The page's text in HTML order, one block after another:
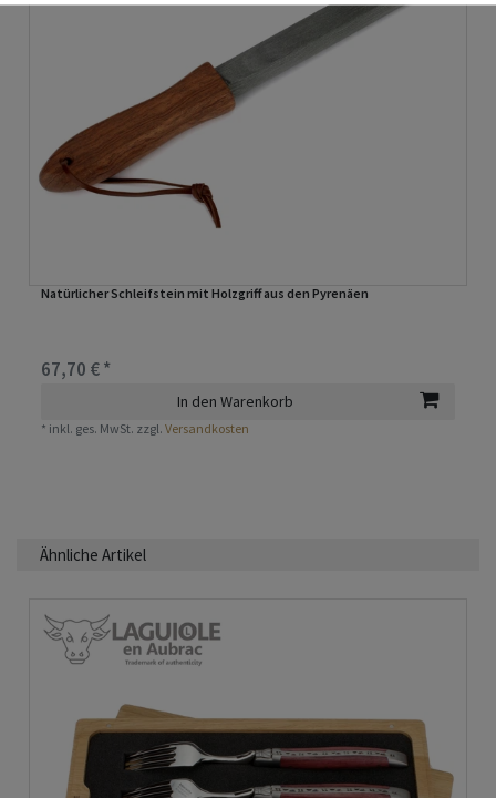
Natürlicher Schleifstein mit Holzgriff aus den Pyrenäen
67,70 € *
In den Warenkorb
* inkl. ges. MwSt. zzgl.Versandkosten
Ähnliche Artikel